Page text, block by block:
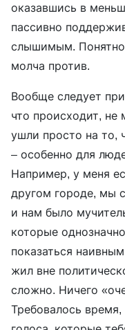
оказавшись в
пассивно
слышимым.
молча против.
Вообще следует
что происходит, не
ушли просто на то,
– особенно для
Например, у меня
другом городе, мы
и нам было
которые
показаться
жил вне
сложно. Ничего
Требовалось